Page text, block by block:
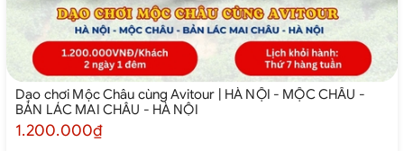
Dạo chơi Mộc Châu cùng Avitour | HÀ NỘI - MỘC CHÂU -
BẢN LÁC MAI CHÂU - HÀ NỘI
1.200.000₫